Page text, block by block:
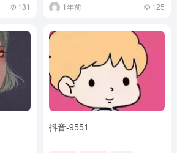
131 1年前 125
抖音-9551